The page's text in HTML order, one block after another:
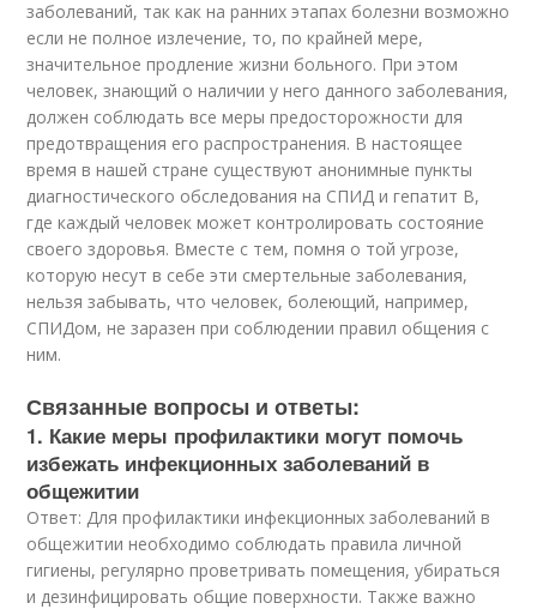
заболеваний, так как на ранних этапах болезни возможно
если не полное излечение, то, по крайней мере,
значительное продление жизни больного. При этом
человек, знающий о наличии у него данного заболевания,
должен соблюдать все меры предосторожности для
предотвращения его распространения. В настоящее
время в нашей стране существуют анонимные пункты
диагностического обследования на СПИД и гепатит В,
где каждый человек может контролировать состояние
своего здоровья. Вместе с тем, помня о той угрозе,
которую несут в себе эти смертельные заболевания,
нельзя забывать, что человек, болеющий, например,
СПИДом, не заразен при соблюдении правил общения с
ним.
Связанные вопросы и ответы:
1. Какие меры профилактики могут помочь
избежать инфекционных заболеваний в
общежитии
Ответ: Для профилактики инфекционных заболеваний в
общежитии необходимо соблюдать правила личной
гигиены, регулярно проветривать помещения, убираться
и дезинфицировать общие поверхности. Также важно